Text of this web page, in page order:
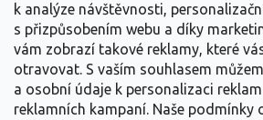
k analýze návštěvnosti,
s přizpůsobením webu a díky
vám zobrazí takové reklamy, které
otravovat. S vaším souhlasem
a osobní údaje k personalizaci
reklamních kampaní. Naše podmínky